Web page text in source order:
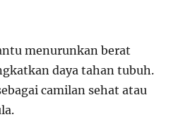
menurunkan berat
daya tahan tubuh.
camilan sehat atau